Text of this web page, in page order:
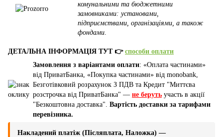
комунальними та бюджетними
замовниками: установами,
підприємствами, організаціями, а також
фондами
ДЕТАЛЬНА ІНФОРМАЦІЯ ТУТ 👉 способи оплати
Замовлення з варіантами оплати: «Оплата частинами»
від ПриватБанка, «Покупка частинами» від monobank,
Безготівковий розрахунок З ПДВ та Кредит "Миттєва
розстрочка від ПриватБанка" — не беруть участь в акції
"Безкоштовна доставка". Вартість доставки за тарифами
перевізника.
Накладений платіж (Післяплата, Наложка) —